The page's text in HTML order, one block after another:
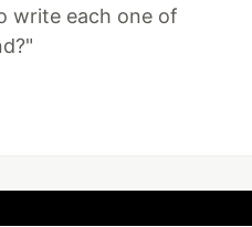
write each one of